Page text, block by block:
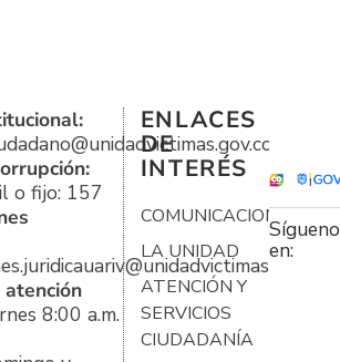
o fijo: 157
8:00 a.m.
ENLACES
DE
INTERÉS
COMUNICACIONES
LA UNIDAD
ATENCIÓN Y
SERVICIOS
CIUDADANÍA
en: